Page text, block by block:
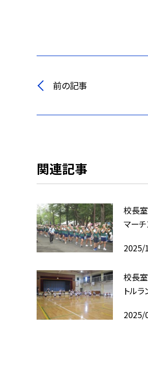
前の記事
関連記事
校長
マー
2025/
校長
トルラ
2025/